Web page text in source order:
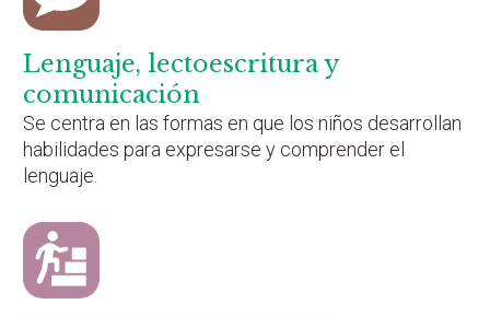
Lenguaje, lectoescritura y
comunicación
Se centra en las formas en que los niños desarrollan
habilidades para expresarse y comprender el
lenguaje.